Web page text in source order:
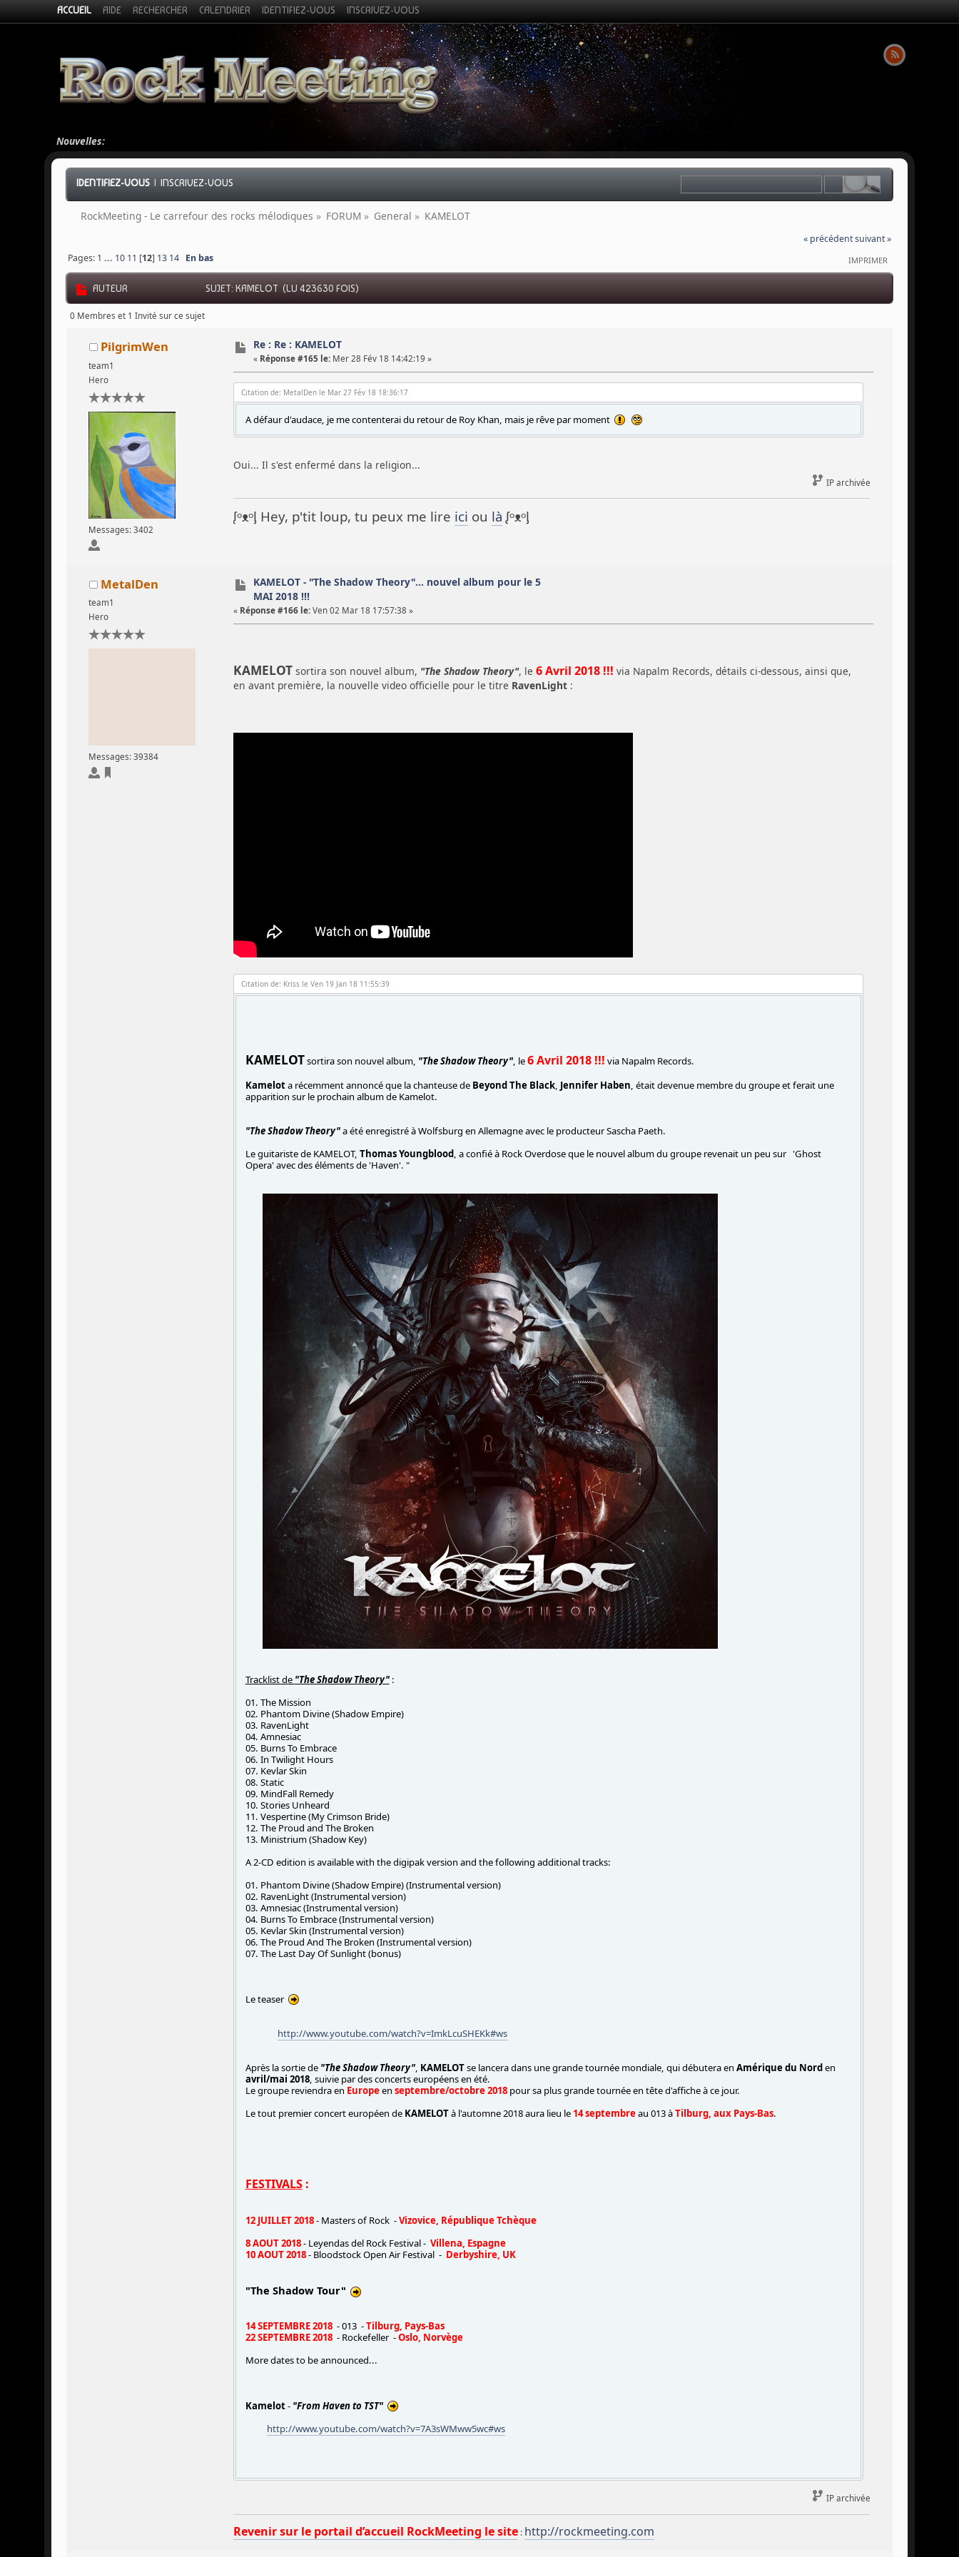
ACCUEIL AIDE RECHERCHER CALENDRIER IDENTIFIEZ-VOUS INSCRIVEZ-VOUS
Nouvelles:
IDENTIFIEZ-VOUS |INSCRIVEZ-VOUS
RockMeeting - Le carrefour des rocks mélodiques » FORUM » General » KAMELOT
« précédentsuivant »
IMPRIMER
Pages: 1 ... 10 11 [12] 13 14 En bas
AUTEUR SUJET: KAMELOT (LU 423630 FOIS)
0 Membres et 1 Invité sur ce sujet
PilgrimWen
team1
Hero
Messages: 3402
Re : Re : KAMELOT
« Réponse #165 le: Mer 28 Fév 18 14:42:19 »
Citation de: MetalDen le Mar 27 Fév 18 18:36:17
A défaur d'audace, je me contenterai du retour de Roy Khan, mais je rêve par moment
Oui... Il s'est enfermé dans la religion...
IP archivée
ᶘᵒᴥᵒᶅ Hey, p'tit loup, tu peux me lire ici ou là ᶘᵒᴥᵒᶅ
MetalDen
team1
Hero
Messages: 39384
KAMELOT - "The Shadow Theory"... nouvel album pour le 5
MAI 2018 !!!
« Réponse #166 le:Ven 02 Mar 18 17:57:38 »
KAMELOTsortira son nouvel album, "The Shadow Theory", le 6 Avril 2018 !!! via Napalm Records, détails ci-dessous, ainsi que,
en avant première, la nouvelle video officielle pour le titre RavenLight:
Citation de: Kriss le Ven 19 Jan 18 11:55:39
KAMELOTsortira son nouvel album, "The Shadow Theory", le6 Avril 2018 !!! via Napalm Records.
Kamelota récemment annoncé que la chanteuse de Beyond The Black, Jennifer Haben, était devenue membre du groupe et ferait une
apparition sur le prochain album de Kamelot.
"The Shadow Theory"a été enregistré à Wolfsburg en Allemagne avec le producteur Sascha Paeth.
Le guitariste de KAMELOT, Thomas Youngblood, a confié à Rock Overdose que le nouvel album du groupe revenait un peu sur 'Ghost
Opera' avec des éléments de 'Haven'. "
Tracklist de "The Shadow Theory":
01. The Mission
02. Phantom Divine (Shadow Empire)
03. RavenLight
04. Amnesiac
05. Burns To Embrace
06. In Twilight Hours
07. Kevlar Skin
08. Static
09. MindFall Remedy
10. Stories Unheard
11. Vespertine (My Crimson Bride)
12. The Proud and The Broken
13. Ministrium (Shadow Key)
A 2-CD edition is available with the digipak version and the following additional tracks:
01. Phantom Divine (Shadow Empire) (Instrumental version)
02. RavenLight (Instrumental version)
03. Amnesiac (Instrumental version)
04. Burns To Embrace (Instrumental version)
05. Kevlar Skin (Instrumental version)
06. The Proud And The Broken (Instrumental version)
07. The Last Day Of Sunlight (bonus)
Le teaser
http://www.youtube.com/watch?v=ImkLcuSHEKk#ws
Après la sortie de "The Shadow Theory", KAMELOTse lancera dans une grande tournée mondiale, qui débutera en Amérique du Norden
avril/mai 2018, suivie par des concerts européens en été.
Le groupe reviendra en Europeen septembre/octobre 2018pour sa plus grande tournée en tête d'affiche à ce jour.
Le tout premier concert européen de KAMELOTà l'automne 2018 aura lieu le 14 septembreau 013 àTilburg, aux Pays-Bas.
FESTIVALS:
12 JUILLET 2018- Masters of Rock -Vizovice, République Tchèque
8 AOUT 2018- Leyendas del Rock Festival - Villena, Espagne
10 AOUT 2018- Bloodstock Open Air Festival - Derbyshire, UK
"The Shadow Tour"
14 SEPTEMBRE 2018- 013 -Tilburg, Pays-Bas
22 SEPTEMBRE 2018- Rockefeller -Oslo, Norvège
More dates to be announced...
Kamelot- "From Haven to TST"
http://www.youtube.com/watch?v=7A3sWMww5wc#ws
IP archivée
Revenir sur le portail d’accueil RockMeeting le site: http://rockmeeting.com